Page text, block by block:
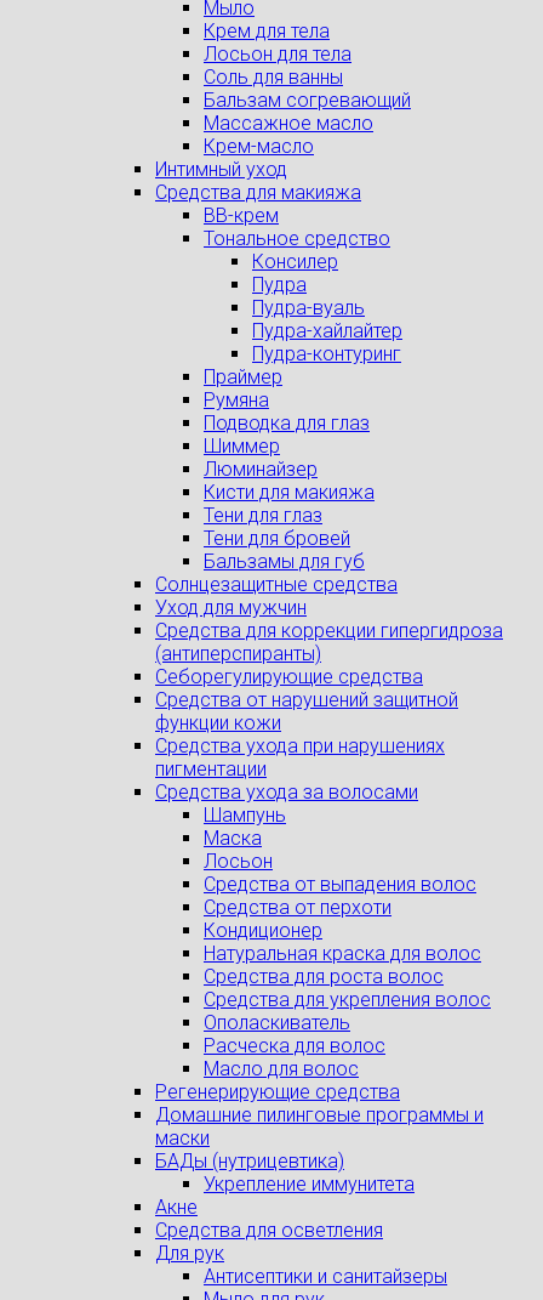
Мыло
Крем для тела
Лосьон для тела
Соль для ванны
Бальзам согревающий
Массажное масло
Крем-масло
Интимный уход
Средства для макияжа
BB-крем
Тональное средство
Консилер
Пудра
Пудра-вуаль
Пудра-хайлайтер
Пудра-контуринг
Праймер
Румяна
Подводка для глаз
Шиммер
Люминайзер
Кисти для макияжа
Тени для глаз
Тени для бровей
Бальзамы для губ
Солнцезащитные средства
Уход для мужчин
Средства для коррекции гипергидроза
(антиперспиранты)
Себорегулирующие средства
Средства от нарушений защитной
функции кожи
Средства ухода при нарушениях
пигментации
Средства ухода за волосами
Шампунь
Маска
Лосьон
Средства от выпадения волос
Средства от перхоти
Кондиционер
Натуральная краска для волос
Средства для роста волос
Средства для укрепления волос
Ополаскиватель
Расческа для волос
Масло для волос
Регенерирующие средства
Домашние пилинговые программы и
маски
БАДы (нутрицевтика)
Укрепление иммунитета
Акне
Средства для осветления
Для рук
Антисептики и санитайзеры